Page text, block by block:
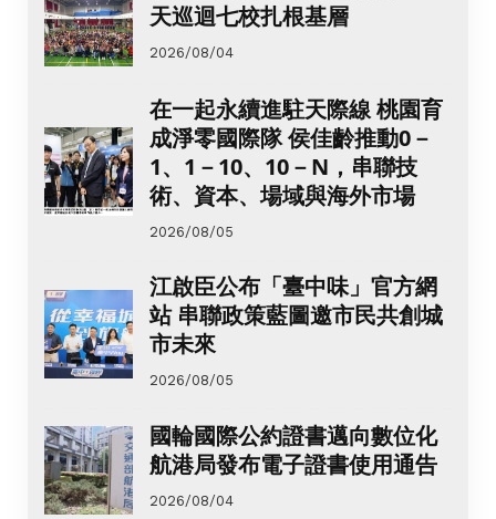
天巡迴七校扎根基層
2026/08/04
在一起永續進駐天際線 桃園育
成淨零國際隊 侯佳齡推動0－
1、1－10、10－N，串聯技
術、資本、場域與海外市場
2026/08/05
江啟臣公布「臺中味」官方網
站 串聯政策藍圖邀市民共創城
市未來
2026/08/05
國輪國際公約證書邁向數位化
航港局發布電子證書使用通告
2026/08/04